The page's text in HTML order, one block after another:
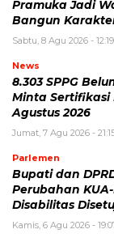
Pramuka Jadi
Bangun
Sabtu, 8 Agu 2026 -
News
8.303 SPPG
Minta Sertifikasi
Agustus 2026
Jumat, 7 Agu 2026 -
Parlemen
Bupati dan
Perubahan
Disabilitas
Kamis, 6 Agu 2026 -